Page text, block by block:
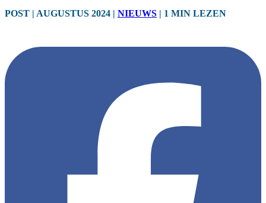
POST | AUGUSTUS 2024 | NIEUWS | 1 MIN LEZEN